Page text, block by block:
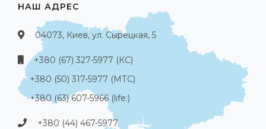
НАШ АДРЕС
04073, Киев, ул. Сырецкая, 5
+380 (67) 327-5977 (КС)
+380 (50) 317-5977 (МТС)
+380 (63) 607-5966 (life:)
+380 (44) 467-5977